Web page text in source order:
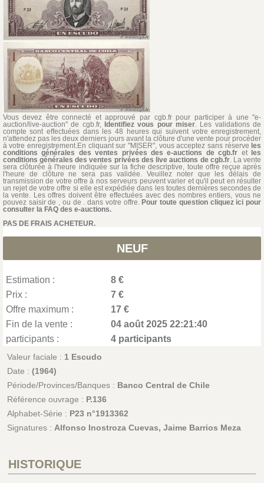
Vous devez être connecté et approuvé par cgb.fr pour participer à une "e-
auction/live-auction" de cgb.fr, Identifiez vous pour miser. Les validations de
compte sont effectuées dans les 48 heures qui suivent votre enregistrement,
n'attendez pas les deux derniers jours avant la clôture d'une vente pour procéder
à votre enregistrement.En cliquant sur "MISER", vous acceptez sans réserve les
conditions générales des ventes privées des e-auctions de cgb.fr et les
conditions générales des ventes privées des live auctions de cgb.fr. La vente
sera clôturée à l'heure indiquée sur la fiche descriptive, toute offre reçue après
l'heure de clôture ne sera pas validée. Veuillez noter que les délais de
transmission de votre offre à nos serveurs peuvent varier et qu'il peut en résulter
un rejet de votre offre si elle est expédiée dans les toutes dernières secondes de
la vente. Les offres doivent être effectuées avec des nombres entiers, vous ne
pouvez saisir de , ou de . dans votre offre. Pour toute question cliquez ici pour
consulter la FAQ des e-auctions.
PAS DE FRAIS ACHETEUR.
NEUF
Estimation :
8 €
Prix :
7 €
Offre maximum :
17 €
Fin de la vente :
04 août 2025 22:21:40
participants :
4 participants
Valeur faciale : 1 Escudo
Date : (1964)
Période/Provinces/Banques : Banco Central de Chile
Référence ouvrage : P.136
Alphabet-Série : P23 n°1913362
Signatures : Alfonso Inostroza Cuevas, Jaime Barrios Meza
HISTORIQUE